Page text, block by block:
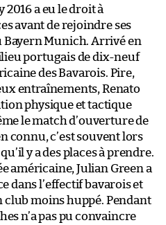
2016 a eu le droit à
avant de rejoindre ses
Munich. Arrivé en
portugais de dix-neuf
des Bavarois. Pire,
entraînements, Renato
physique et tactique
le match d’ouverture de
connu, c’est souvent lors
y a des places à prendre.
américaine, Julian Green a
dans l’effectif bavarois et
club moins huppé. Pendant
n’a pas pu convaincre